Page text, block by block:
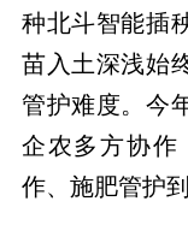
种北斗智能插
苗入土深浅始
管护难度。今
企农多方协
作、施肥管护